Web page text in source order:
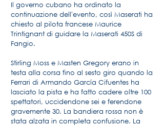
Il governo cubano ha ordinato la
continuazione dell'evento, così Maserati ha
chiesto al pilota francese Maurice
Trintignant di guidare la Maserati 450S di
Fangio.
Stirling Moss e Masten Gregory erano in
testa alla corsa fino al sesto giro quando la
Ferrari di Armando García Cifuentes ha
lasciato la pista e ha fatto cadere oltre 100
spettatori, uccidendone sei e ferendone
gravemente 30. La bandiera rossa non è
stata alzata in completa confusione. La